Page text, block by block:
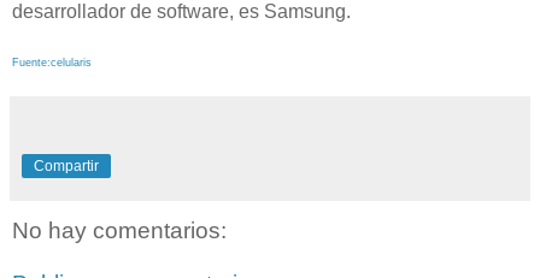
desarrollador de software, es Samsung.
Fuente:celularis
Compartir
No hay comentarios: